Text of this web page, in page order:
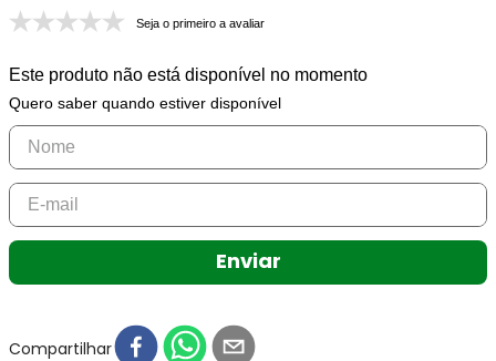
Seja o primeiro a avaliar
Este produto não está disponível no momento
Quero saber quando estiver disponível
Enviar
Compartilhar